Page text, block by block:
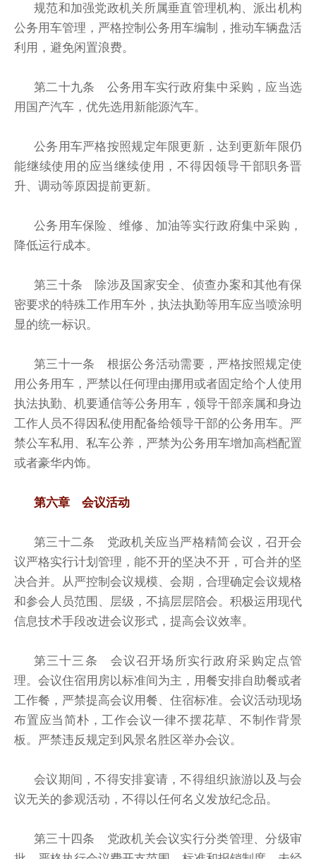
规范和加强党政机关所属垂直管理机构、派出机构
公务用车管理，严格控制公务用车编制，推动车辆盘活
利用，避免闲置浪费。
第二十九条 公务用车实行政府集中采购，应当选
用国产汽车，优先选用新能源汽车。
公务用车严格按照规定年限更新，达到更新年限仍
能继续使用的应当继续使用，不得因领导干部职务晋
升、调动等原因提前更新。
公务用车保险、维修、加油等实行政府集中采购，
降低运行成本。
第三十条 除涉及国家安全、侦查办案和其他有保
密要求的特殊工作用车外，执法执勤等用车应当喷涂明
显的统一标识。
第三十一条 根据公务活动需要，严格按照规定使
用公务用车，严禁以任何理由挪用或者固定给个人使用
执法执勤、机要通信等公务用车，领导干部亲属和身边
工作人员不得因私使用配备给领导干部的公务用车。严
禁公车私用、私车公养，严禁为公务用车增加高档配置
或者豪华内饰。
第六章 会议活动
第三十二条 党政机关应当严格精简会议，召开会
议严格实行计划管理，能不开的坚决不开，可合并的坚
决合并。从严控制会议规模、会期，合理确定会议规格
和参会人员范围、层级，不搞层层陪会。积极运用现代
信息技术手段改进会议形式，提高会议效率。
第三十三条 会议召开场所实行政府采购定点管
理。会议住宿用房以标准间为主，用餐安排自助餐或者
工作餐，严禁提高会议用餐、住宿标准。会议活动现场
布置应当简朴，工作会议一律不摆花草、不制作背景
板。严禁违反规定到风景名胜区举办会议。
会议期间，不得安排宴请，不得组织旅游以及与会
议无关的参观活动，不得以任何名义发放纪念品。
第三十四条 党政机关会议实行分类管理、分级审